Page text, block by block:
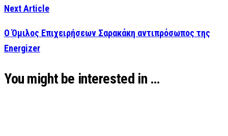
Next Article
Ο Όμιλος Επιχειρήσεων Σαρακάκη αντιπρόσωπος της
Energizer
You might be interested in …